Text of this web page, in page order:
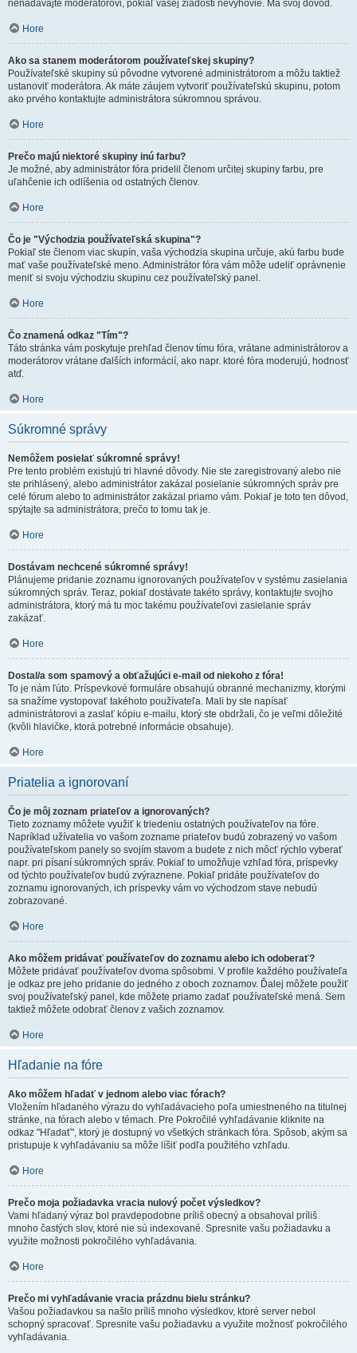
nenadávajte moderátorovi, pokiaľ vašej žiadosti nevyhovie. Má svoj dôvod.
Hore
Ako sa stanem moderátorom používateľskej skupiny?
Používateľské skupiny sú pôvodne vytvorené administrátorom a môžu taktiež
ustanoviť moderátora. Ak máte záujem vytvoriť používateľskú skupinu, potom
ako prvého kontaktujte administrátora súkromnou správou.
Hore
Prečo majú niektoré skupiny inú farbu?
Je možné, aby administrátor fóra pridelil členom určitej skupiny farbu, pre
uľahčenie ich odlíšenia od ostatných členov.
Hore
Čo je "Východzia používateľská skupina"?
Pokiaľ ste členom viac skupín, vaša východzia skupina určuje, akú farbu bude
mať vaše používateľské meno. Administrátor fóra vám môže udeliť oprávnenie
meniť si svoju východziu skupinu cez používateľský panel.
Hore
Čo znamená odkaz "Tím"?
Táto stránka vám poskytuje prehľad členov tímu fóra, vrátane administrátorov a
moderátorov vrátane ďalších informácií, ako napr. ktoré fóra moderujú, hodnosť
atď.
Hore
Súkromné správy
Nemôžem posielať súkromné správy!
Pre tento problém existujú tri hlavné dôvody. Nie ste zaregistrovaný alebo nie
ste prihlásený, alebo administrátor zakázal posielanie súkromných správ pre
celé fórum alebo to administrátor zakázal priamo vám. Pokiaľ je toto ten dôvod,
spýtajte sa administrátora, prečo to tomu tak je.
Hore
Dostávam nechcené súkromné správy!
Plánujeme pridanie zoznamu ignorovaných používateľov v systému zasielania
súkromných správ. Teraz, pokiaľ dostávate takéto správy, kontaktujte svojho
administrátora, ktorý má tu moc takému používateľovi zasielanie správ
zakázať.
Hore
Dostal/a som spamový a obťažujúci e-mail od niekoho z fóra!
To je nám ľúto. Príspevkové formuláre obsahujú obranné mechanizmy, ktorými
sa snažíme vystopovať takéhoto používateľa. Mali by ste napísať
administrátorovi a zaslať kópiu e-mailu, ktorý ste obdržali, čo je veľmi dôležité
(kvôli hlavičke, ktorá potrebné informácie obsahuje).
Hore
Priatelia a ignorovaní
Čo je môj zoznam priateľov a ignorovaných?
Tieto zoznamy môžete využiť k triedeniu ostatných používateľov na fóre.
Napríklad užívatelia vo vašom zozname priateľov budú zobrazený vo vašom
používateľskom panely so svojím stavom a budete z nich môcť rýchlo vyberať
napr. pri písaní súkromných správ. Pokiaľ to umožňuje vzhľad fóra, príspevky
od týchto používateľov budú zvýraznene. Pokiaľ pridáte používateľov do
zoznamu ignorovaných, ich príspevky vám vo východzom stave nebudú
zobrazované.
Hore
Ako môžem pridávať používateľov do zoznamu alebo ich odoberať?
Môžete pridávať používateľov dvoma spôsobmi. V profile každého používateľa
je odkaz pre jeho pridanie do jedného z oboch zoznamov. Ďalej môžete použiť
svoj používateľský panel, kde môžete priamo zadať používateľské mená. Sem
taktiež môžete odobrať členov z vašich zoznamov.
Hore
Hľadanie na fóre
Ako môžem hľadať v jednom alebo viac fórach?
Vložením hľadaného výrazu do vyhľadávacieho poľa umiestneného na titulnej
stránke, na fórach alebo v témach. Pre Pokročilé vyhľadávanie kliknite na
odkaz "Hľadať", ktorý je dostupný vo všetkých stránkach fóra. Spôsob, akým sa
pristupuje k vyhľadávaniu sa môže líšiť podľa použitého vzhľadu.
Hore
Prečo moja požiadavka vracia nulový počet výsledkov?
Vami hľadaný výraz bol pravdepodobne príliš obecný a obsahoval príliš
mnoho častých slov, ktoré nie sú indexované. Spresnite vašu požiadavku a
využite možnosti pokročilého vyhľadávania.
Hore
Prečo mi vyhľadávanie vracia prázdnu bielu stránku?
Vašou požiadavkou sa našlo príliš mnoho výsledkov, ktoré server nebol
schopný spracovať. Spresnite vašu požiadavku a využite možnosť pokročilého
vyhľadávania.